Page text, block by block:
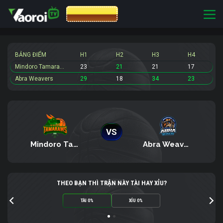
CƯỢC 8XBET
BẢNG ĐIỂM H1 H2 H3
H4
Mindoro Tamaraws
23 21 21
17
Abra Weavers
29 18 34 23
Mindoro Tamaraws
VS
Abra Weavers
THEO BẠN THÌ TRẬN NÀY TÀI HAY XỈU?
TÀI 0% XỈU 0%